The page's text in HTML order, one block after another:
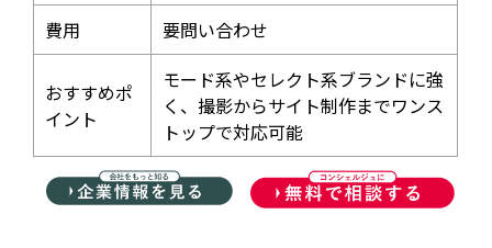
費用
要問い合わせ
おすすめポ
イント
モード系やセレクト系ブランドに強
く、撮影からサイト制作までワンス
トップで対応可能